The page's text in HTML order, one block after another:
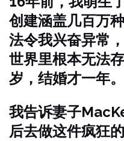
创建涵盖几百万
法令我兴奋异常
世界里根本无法
岁，结婚才一年。
我告诉妻子
后去做这件疯狂